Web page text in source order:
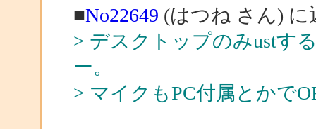
■No22649 (はつね さん) に
> デスクトップのみustす
ー。
> マイクもPC付属とかで